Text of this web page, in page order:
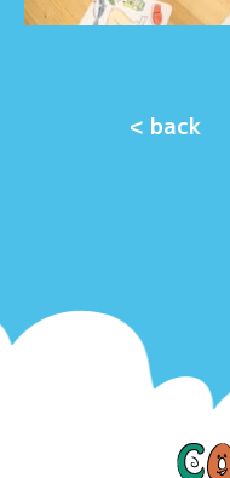
< back